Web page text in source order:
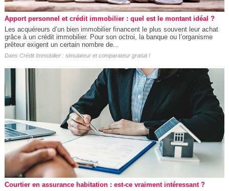
Apport personnel et crédit immobilier : quel est le montant idéal ?
Les acquéreurs d’un bien immobilier financent le plus souvent leur achat
grâce à un crédit immobilier. Pour son octroi, la banque ou l’organisme
prêteur exigent un certain nombre de...
Dans Crédit Immobilier : simulateur et comparateur gratuit !
Courtier en assurance habitation : est-ce vraiment intéressant ?